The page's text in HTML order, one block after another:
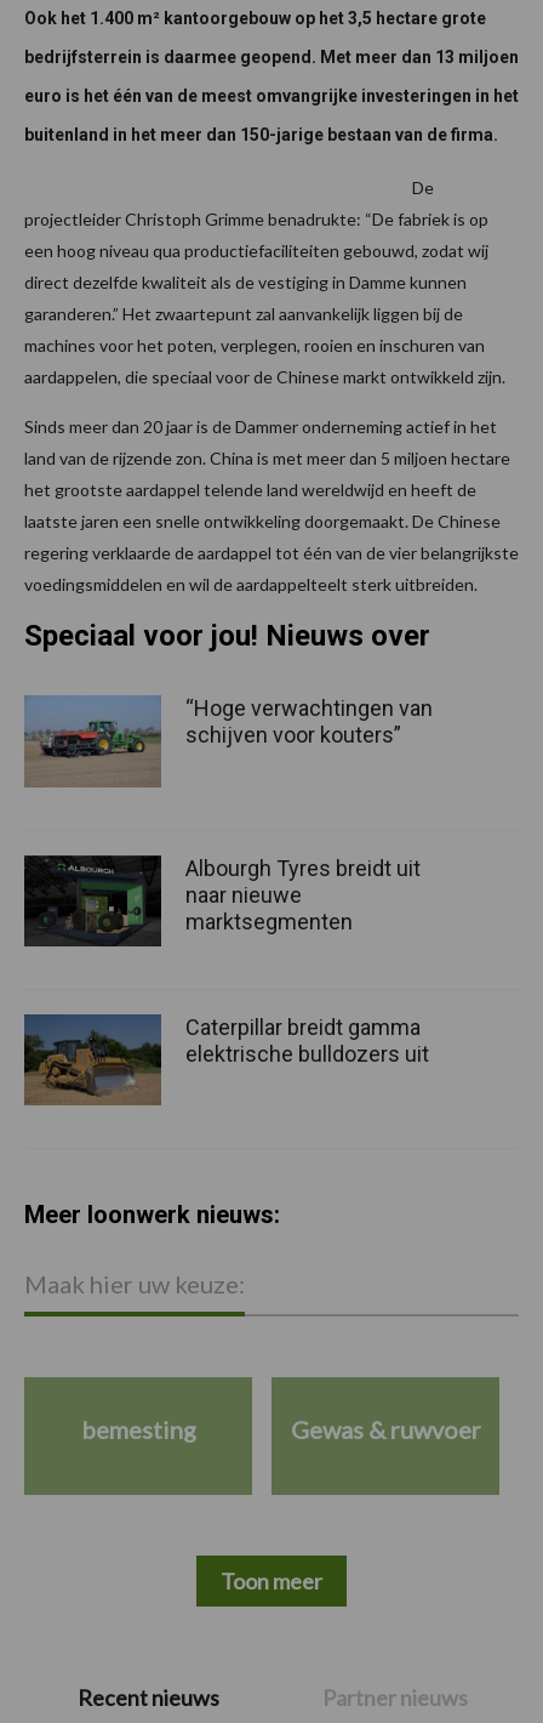
Ook het 1.400 m² kantoorgebouw op het 3,5 hectare grote
bedrijfsterrein is daarmee geopend. Met meer dan 13 miljoen
euro is het één van de meest omvangrijke investeringen in het
buitenland in het meer dan 150-jarige bestaan van de firma.
De
projectleider Christoph Grimme benadrukte: “De fabriek is op
een hoog niveau qua productiefaciliteiten gebouwd, zodat wij
direct dezelfde kwaliteit als de vestiging in Damme kunnen
garanderen.” Het zwaartepunt zal aanvankelijk liggen bij de
machines voor het poten, verplegen, rooien en inschuren van
aardappelen, die speciaal voor de Chinese markt ontwikkeld zijn.
Sinds meer dan 20 jaar is de Dammer onderneming actief in het
land van de rijzende zon. China is met meer dan 5 miljoen hectare
het grootste aardappel telende land wereldwijd en heeft de
laatste jaren een snelle ontwikkeling doorgemaakt. De Chinese
regering verklaarde de aardappel tot één van de vier belangrijkste
voedingsmiddelen en wil de aardappelteelt sterk uitbreiden.
PrimaireRecent nieuws Partner nieuws
Speciaal voor jou! Nieuws over
“Hoge verwachtingen van
schijven voor kouters”
Albourgh Tyres breidt uit
naar nieuwe
marktsegmenten
Caterpillar breidt gamma
elektrische bulldozers uit
Meer loonwerk nieuws:
Maak hier uw keuze:
bemesting Gewas & ruwvoer
Toon meer